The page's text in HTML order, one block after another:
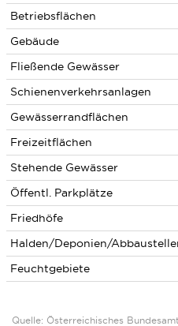
Betriebsflächen
Gebäude
Fließende Gewässer
Schienenverkehrsanlagen
Gewässerrandflächen
Freizeitflächen
Stehende Gewässer
Öffentl. Parkplätze
Friedhöfe
Halden/Deponien/
Feuchtgebiete
Quelle: Österreichisches